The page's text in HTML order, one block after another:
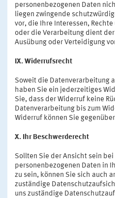
personenbezogenen Daten
liegen zwingende
vor, die Ihre Interessen,
oder die Verarbeitung dient
Ausübung oder Verteidigung
IX. Widerrufsrecht
Soweit die Datenverarbeitung
haben Sie ein jederzeitiges
Sie, dass der Widerruf keine
Datenverarbeitung bis zum
Widerruf können Sie gegenüber
X. Ihr Beschwerderecht
Sollten Sie der Ansicht sein
personenbezogenen Daten in
zu sein, können Sie sich auch
zuständige
uns zuständige